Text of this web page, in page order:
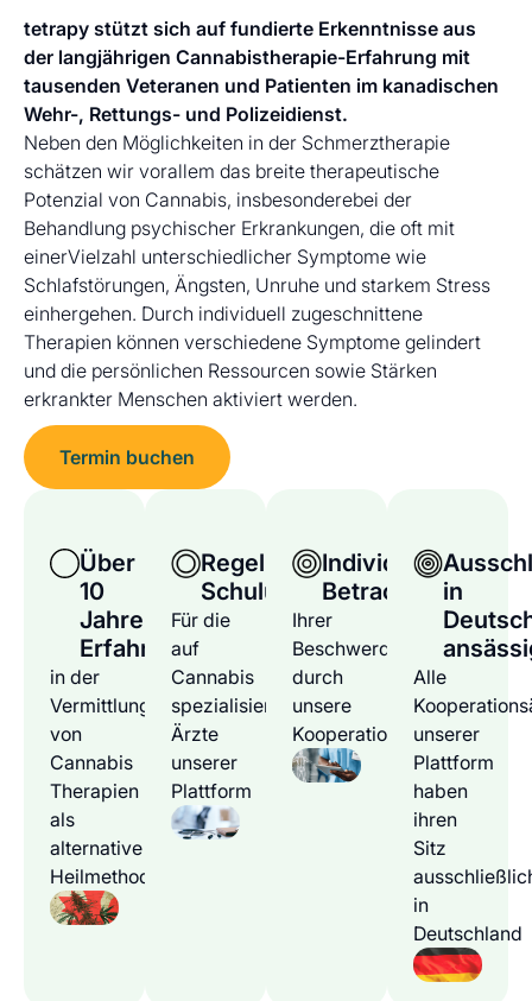
tetrapy stützt sich auf fundierte Erkenntnisse aus
der langjährigen Cannabistherapie-Erfahrung mit
tausenden Veteranen und Patienten im kanadischen
Wehr-, Rettungs- und Polizeidienst.
Neben den Möglichkeiten in der Schmerztherapie
schätzen wir vorallem das breite therapeutische
Potenzial von Cannabis, insbesonderebei der
Behandlung psychischer Erkrankungen, die oft mit
einerVielzahl unterschiedlicher Symptome wie
Schlafstörungen, Ängsten, Unruhe und starkem Stress
einhergehen. Durch individuell zugeschnittene
Therapien können verschiedene Symptome gelindert
und die persönlichen Ressourcen sowie Stärken
erkrankter Menschen aktiviert werden.
Termin buchen
Über
10
Jahre
Erfahrung
in der
Vermittlung
von
Cannabis
Therapien
als
alternative
Heilmethode
Regelmäßige
Schulungen
Für die
auf
Cannabis
spezialisierten
Ärzte
unserer
Plattform
Individuelle
Betrachtung
Ihrer
Beschwerden
durch
unsere
Kooperationsärzte
in
Alle
unserer
Plattform
haben
ihren
Sitz
in
Deutschland